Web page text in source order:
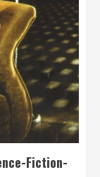
Fiction-